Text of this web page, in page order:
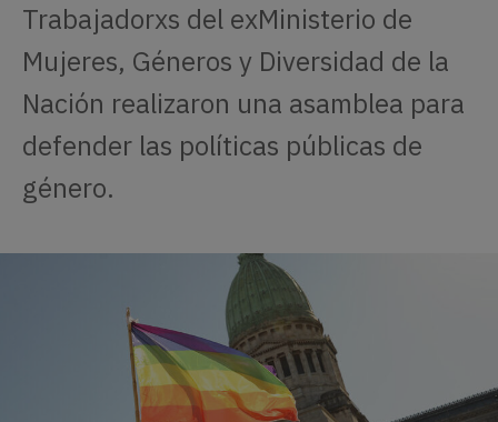
ESCUELA
NOSOTRES
APOYANOS
Trabajadorxs del exMinisterio de
Mujeres, Géneros y Diversidad de la
Nación realizaron una asamblea para
defender las políticas públicas de
género.